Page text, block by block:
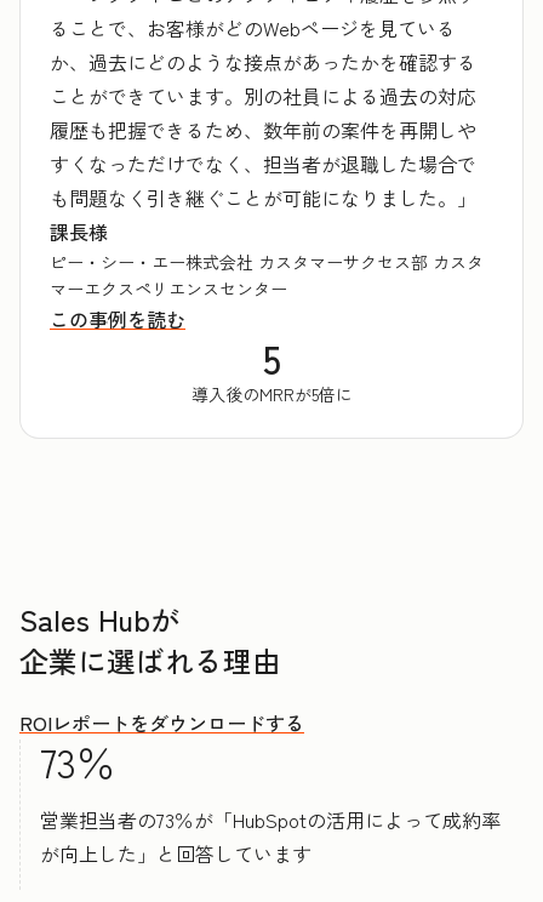
ることで、お客様がどのWebページを見ている
か、過去にどのような接点があったかを確認する
ことができています。別の社員による過去の対応
履歴も把握できるため、数年前の案件を再開しや
すくなっただけでなく、担当者が退職した場合で
も問題なく引き継ぐことが可能になりました。」
課長様
ピー・シー・エー株式会社 カスタマーサクセス部 カスタ
マーエクスペリエンスセンター
この事例を読む
5
導入後のMRRが5倍に
Sales Hubが
企業に選ばれる理由
ROIレポートをダウンロードする
73％
営業担当者の73％が「HubSpotの活用によって成約率
が向上した」と回答しています